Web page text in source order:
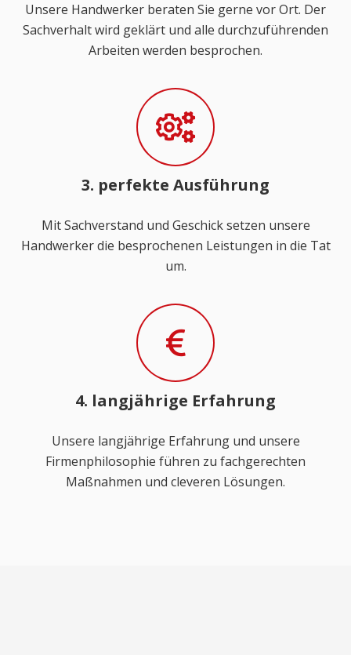
Unsere Handwerker beraten Sie gerne vor Ort. Der
Sachverhalt wird geklärt und alle durchzuführenden
Arbeiten werden besprochen.
3. perfekte Ausführung
Mit Sachverstand und Geschick setzen unsere
Handwerker die besprochenen Leistungen in die Tat
um.
4. langjährige Erfahrung
Unsere langjährige Erfahrung und unsere
Firmenphilosophie führen zu fachgerechten
Maßnahmen und cleveren Lösungen.